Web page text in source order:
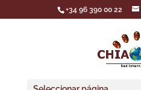
+34 96 390 00 22